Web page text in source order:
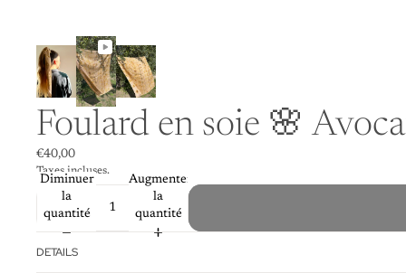
Foulard en soie 🌸
€40,00
Taxes incluses.
Diminuer
la
quantité
Augmenter
la
quantité
DETAILS